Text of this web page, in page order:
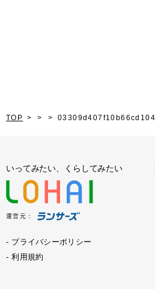
TOP
いってみたい、くらしてみたい
運営元：
プライバシーポリシー
利用規約